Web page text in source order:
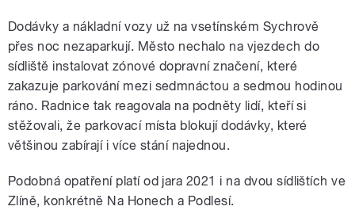
Dodávky a nákladní vozy už na vsetínském Sychrově
přes noc nezaparkují. Město nechalo na vjezdech do
sídliště instalovat zónové dopravní značení, které
zakazuje parkování mezi sedmnáctou a sedmou hodinou
ráno. Radnice tak reagovala na podněty lidí, kteří si
stěžovali, že parkovací místa blokují dodávky, které
většinou zabírají i více stání najednou.
Podobná opatření platí od jara 2021 i na dvou sídlištích ve
Zlíně, konkrétně Na Honech a Podlesí.